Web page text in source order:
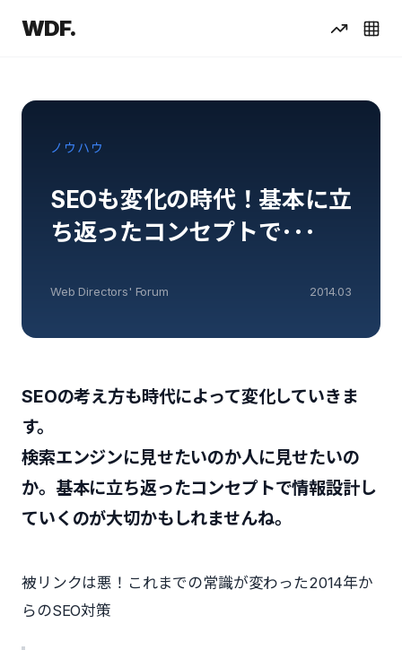
WDF.
ノウハウ
SEOも変化の時代！基本に立
ち返ったコンセプトで･･･
Web Directors' Forum 2014.03
SEOの考え方も時代によって変化していきま
す。
検索エンジンに見せたいのか人に見せたいの
か。基本に立ち返ったコンセプトで情報設計し
ていくのが大切かもしれませんね。
被リンクは悪！これまでの常識が変わった2014年か
らのSEO対策